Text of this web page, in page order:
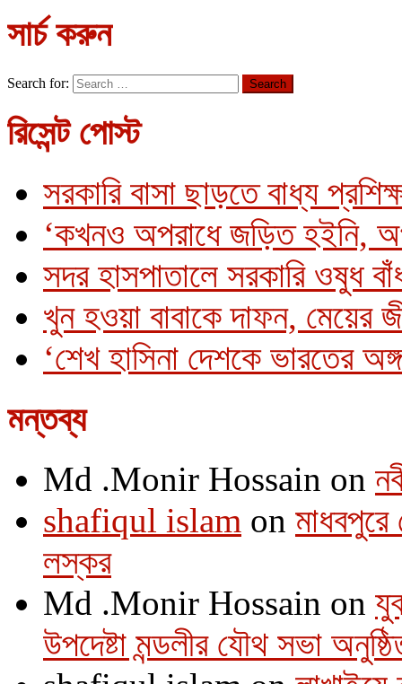
সার্চ করুন
Search for:
রিসেন্ট পোস্ট
সরকারি বাসা ছাড়তে বাধ্য
‘কখনও অপরাধে জড়িত হইনি,
সদর হাসপাতালে সরকারি ওষুধ
খুন হওয়া বাবাকে দাফন, মেয়ের
‘শেখ হাসিনা দেশকে ভারতের
মন্তব্য
Md .Monir Hossain on
shafiqul islam on
লস্কর
Md .Monir Hossain on
উপদেষ্টা মন্ডলীর যৌথ সভা